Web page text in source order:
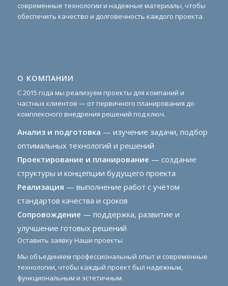
современные технологии и надежные материалы, чтобы
обеспечить качество и долговечность каждого проекта.
О КОМПАНИИ
С 2015 года мы реализуем проекты для компаний и
частных клиентов — от первичного планирования до
комплексного внедрения решений под ключ.
Анализ и подготовка — изучение задачи, подбор
оптимальных технологий и решений
Проектирование и планирование — создание
структуры и концепции будущего проекта
Реализация — выполнение работ с учётом
стандартов качества и сроков
Сопровождение — поддержка, развитие и
улучшение готовых решений
Оставить заявку Наши проекты
Мы объединяем профессиональный опыт и современные
технологии, чтобы каждый проект был надежным,
функциональным и эстетичным.